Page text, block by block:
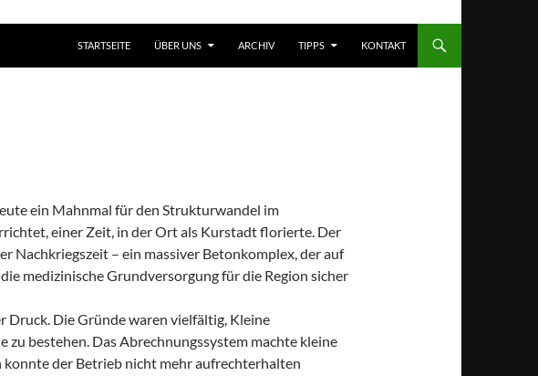
STARTSEITE
ÜBER UNS ARCHIV TIPPS KONTAKT
ein Mahnmal für den Strukturwandel im
einer Zeit, in der Ort als Kurstadt florierte. Der
Nachkriegszeit – ein massiver Betonkomplex, der auf
medizinische Grundversorgung für die Region sicher
Druck. Die Gründe waren vielfältig, Kleine
bestehen. Das Abrechnungssystem machte kleine
der Betrieb nicht mehr aufrechterhalten